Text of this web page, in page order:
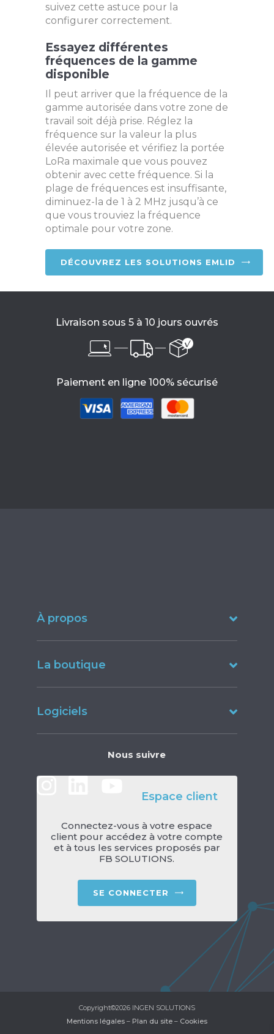
suivez cette astuce pour la
configurer correctement.
Essayez différentes
fréquences de la gamme
disponible
Il peut arriver que la fréquence de la
gamme autorisée dans votre zone de
travail soit déjà prise. Réglez la
fréquence sur la valeur la plus
élevée autorisée et vérifiez la portée
LoRa maximale que vous pouvez
obtenir avec cette fréquence. Si la
plage de fréquences est insuffisante,
diminuez-la de 1 à 2 MHz jusqu’à ce
que vous trouviez la fréquence
optimale pour votre zone.
DÉCOUVREZ LES SOLUTIONS EMLID
Livraison sous 5 à 10 jours ouvrés
Paiement en ligne 100% sécurisé
À propos
La boutique
Logiciels
Nous suivre
Espace client
Connectez-vous à votre espace
client pour accédez à votre compte
et à tous les services proposés par
FB SOLUTIONS.
SE CONNECTER
Copyright©2026 INGEN SOLUTIONS
Mentions légales – Plan du site – Cookies